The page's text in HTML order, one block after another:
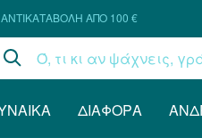
ΑΠΟ 100 €
ΔΙΆΦΟΡΑ